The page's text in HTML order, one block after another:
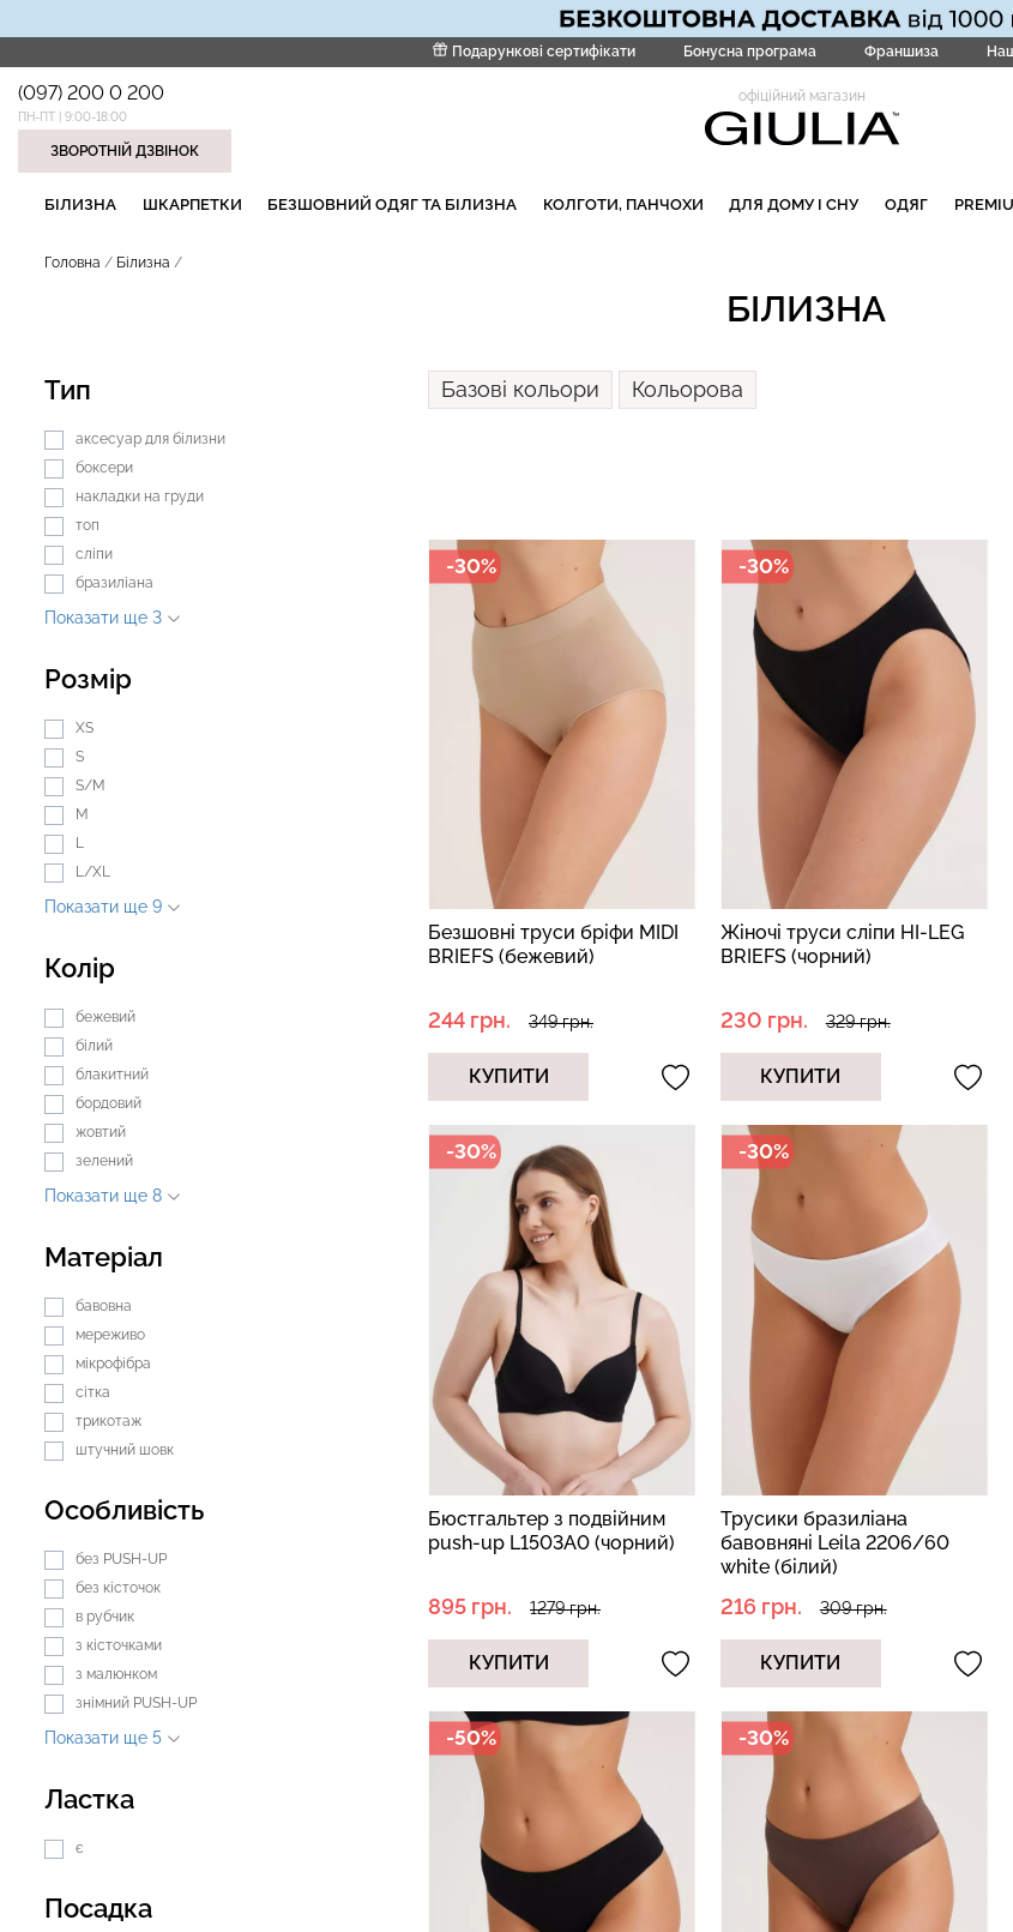
Подарункові сертифікати Бонусна програма Франшиза
(097) 200 0 200
ПН-ПТ | 9:00-18:00
ЗВОРОТНІЙ ДЗВІНОК
офіційний магазин
БІЛИЗНА ШКАРПЕТКИ БЕЗШОВНИЙ ОДЯГ ТА БІЛИЗНА КОЛГОТИ, ПАНЧОХИ ДЛЯ ДОМУ І СНУ ОДЯГ
Головна Білизна
БІЛИЗНА
Тип
аксесуар для білизни
боксери
накладки на груди
топ
сліпи
бразиліана
Показати ще 3
Розмір
XS
S
S/M
M
L
L/XL
Показати ще 9
Колір
бежевий
білий
блакитний
бордовий
жовтий
зелений
Показати ще 8
Матеріал
бавовна
мереживо
мікрофібра
сітка
трикотаж
штучний шовк
Особливість
без PUSH-UP
без кісточок
в рубчик
з кісточками
з малюнком
знімний PUSH-UP
Показати ще 5
Ластка
є
Посадка
Базові кольори Кольорова
-30%
Безшовні труси бріфи MIDI
BRIEFS (бежевий)
244 грн. 349 грн.
КУПИТИ
-30%
Жіночі труси сліпи HI-LEG
BRIEFS (чорний)
230 грн. 329 грн.
КУПИТИ
-30%
Бюстгальтер з подвійним
push-up L1503A0 (чорний)
895 грн. 1279 грн.
КУПИТИ
-30%
Трусики бразиліана
бавовняні Leila 2206/60
white (білий)
216 грн. 309 грн.
КУПИТИ
-50% -30%
НАШІ ТРЕНДОВІ ТОВАРИ
Безшовні легінси з
(чорний) Giulia
Велосипедки з високою
549 грн.
Безшовні легінси LEGGINGS
(чорний) Giulia
689 грн.
Giulia
258
Безшовний топ з легкою
корекцією BRA SHAPEWEAR
489 грн.
Безшовні труси хіпстери
HIPSTER BRIEFS (бежевий)
329 грн.
Топ на бретелях в рубчик
CAMI TOP RIB white (білий)
499 грн.
black
489